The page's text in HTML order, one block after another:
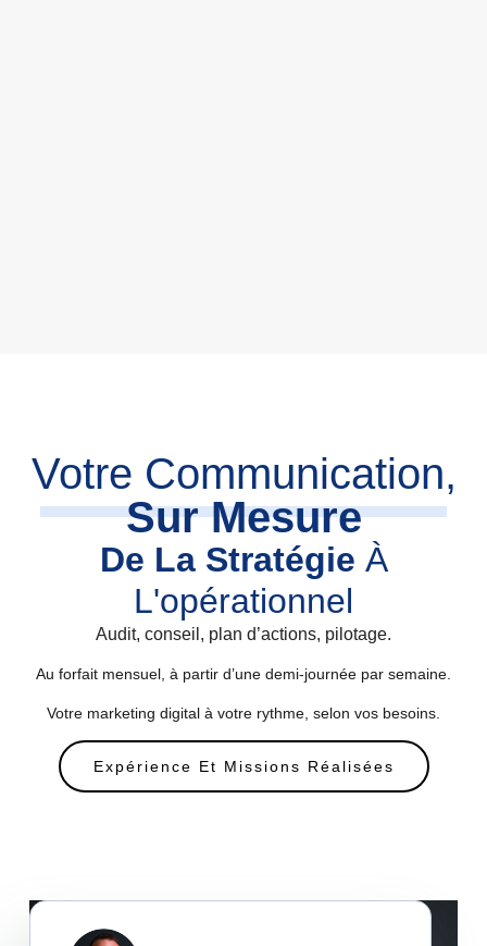
Votre Communication,
Sur Mesure
De La Stratégie À
L'opérationnel
Audit, conseil, plan d’actions, pilotage.
Au forfait mensuel, à partir d’une demi-journée par semaine.
Votre marketing digital à votre rythme, selon vos besoins.
Expérience Et Missions Réalisées